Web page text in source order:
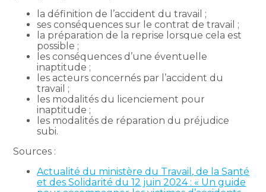
la définition de l’accident du travail ;
ses conséquences sur le contrat de travail ;
la préparation de la reprise lorsque cela est
possible ;
les conséquences d’une éventuelle
inaptitude ;
les acteurs concernés par l’accident du
travail ;
les modalités du licenciement pour
inaptitude ;
les modalités de réparation du préjudice
subi.
Sources :
Actualité du ministère du Travail, de la Santé
et des Solidarité du 12 juin 2024 : « Un guide